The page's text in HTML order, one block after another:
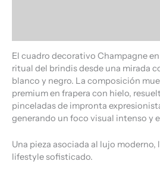
El cuadro decorativo Champagne
ritual del brindis desde una mirada
blanco y negro. La composición
premium en frapera con hielo,
pinceladas de impronta
generando un foco visual intenso y
Una pieza asociada al lujo moderno,
lifestyle sofisticado.